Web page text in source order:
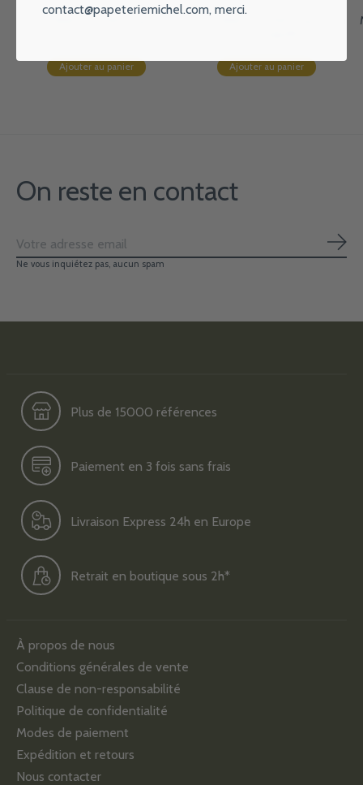
MONTANA COLORS Super fat
Ajouter au panier
MONTANA COLORS Capuchon
Ajouter au panier
On reste en contact
Ne vous inquiétez pas, aucun spam
Plus de 15000 références
Paiement en 3 fois sans frais
Livraison Express 24h en Europe
Retrait en boutique sous 2h*
À propos de nous
Conditions générales de vente
Clause de non-responsabilité
Politique de confidentialité
Modes de paiement
Expédition et retours
Nous contacter
contact@papeteriemichel.com, merci.